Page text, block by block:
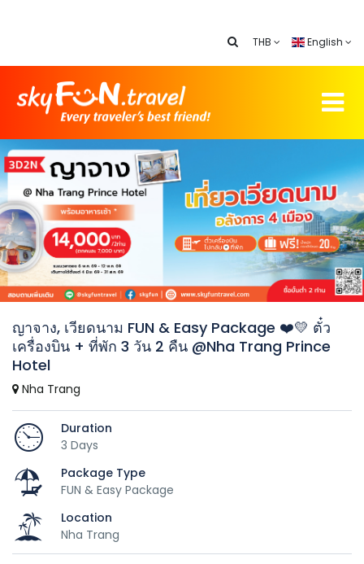
THB English
ญาจาง, เวียดนาม FUN & Easy Package ❤️💛 ตั๋ว
เครื่องบิน + ที่พัก 3 วัน 2 คืน @Nha Trang Prince
Hotel
Nha Trang
Duration
3 Days
Package Type
FUN & Easy Package
Location
Nha Trang